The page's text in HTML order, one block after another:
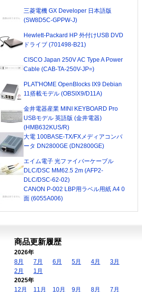
三菱電機 GX Developer 日本語版
(SW8D5C-GPPW-J)
Hewlett-Packard HP 外付けUSB DVD
ドライブ (701498-B21)
CISCO Japan 250V AC Type A Power
Cable (CAB-TA-250V-JP=)
PLAT'HOME OpenBlocks IX9 Debian
11搭載モデル (OBSIX9/D11A)
金井電器産業 MINI KEYBOARD Pro
USBモデル 英語版 (金井電器)
(HMB632KUS/R)
大電 100BASE-TX/FXメディアコンバ
ータ DN2800GE (DN2800GE)
エイム電子 光ファイバーケーブル
DLC/DSC MM62.5 2m (AFP2-
DLC/DSC-62-02)
CANON P-002 LBP用ラベル用紙 A4 0
面 (6055A006)
商品更新履歴
2026年
8月
7月 6月 5月 4月
3月
2月
1月
2025年
12月
11月 10月 9月 8月
7月